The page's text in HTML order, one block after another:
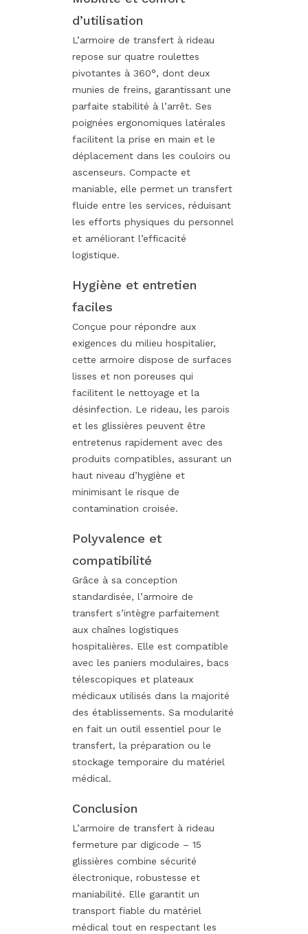
d’utilisation
L’armoire de transfert à rideau
repose sur quatre roulettes
pivotantes à 360°, dont deux
munies de freins, garantissant une
parfaite stabilité à l’arrêt. Ses
poignées ergonomiques latérales
facilitent la prise en main et le
déplacement dans les couloirs ou
ascenseurs. Compacte et
maniable, elle permet un transfert
fluide entre les services, réduisant
les efforts physiques du personnel
et améliorant l’efficacité
logistique.
Hygiène et entretien
faciles
Conçue pour répondre aux
exigences du milieu hospitalier,
cette armoire dispose de surfaces
lisses et non poreuses qui
facilitent le nettoyage et la
désinfection. Le rideau, les parois
et les glissières peuvent être
entretenus rapidement avec des
produits compatibles, assurant un
haut niveau d’hygiène et
minimisant le risque de
contamination croisée.
Polyvalence et
compatibilité
Grâce à sa conception
standardisée, l’armoire de
transfert s’intègre parfaitement
aux chaînes logistiques
hospitalières. Elle est compatible
avec les paniers modulaires, bacs
télescopiques et plateaux
médicaux utilisés dans la majorité
des établissements. Sa modularité
en fait un outil essentiel pour le
transfert, la préparation ou le
stockage temporaire du matériel
médical.
Conclusion
L’armoire de transfert à rideau
fermeture par digicode – 15
glissières combine sécurité
électronique, robustesse et
maniabilité. Elle garantit un
transport fiable du matériel
médical tout en respectant les